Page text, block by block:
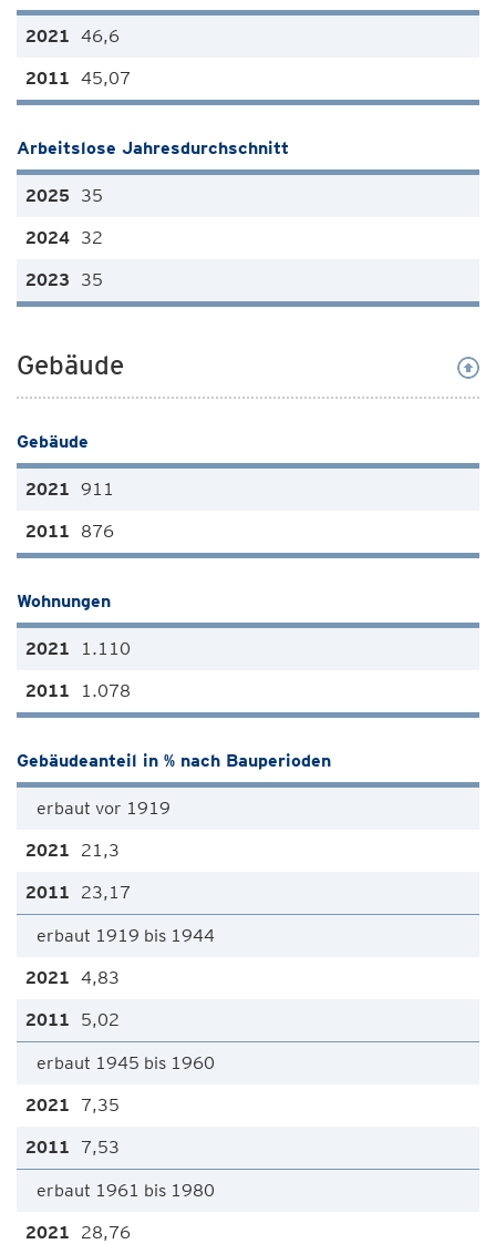
46,6
45,07
Arbeitslose Jahresdurchschnitt
35
32
35
Gebäude
Gebäude
911
876
Wohnungen
1.110
1.078
Gebäudeanteil in % nach Bauperioden
erbaut vor 1919
21,3
23,17
erbaut 1919 bis 1944
4,83
5,02
erbaut 1945 bis 1960
7,35
7,53
erbaut 1961 bis 1980
28,76